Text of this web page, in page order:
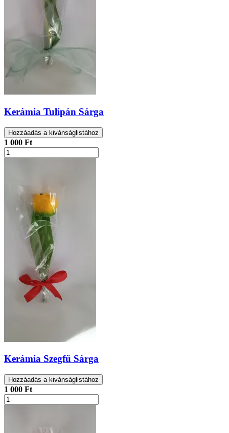
Kerámia Tulipán Sárga
Hozzáadás a kivánságlistához
1 000 Ft
Kerámia Szegfű Sárga
Hozzáadás a kivánságlistához
1 000 Ft